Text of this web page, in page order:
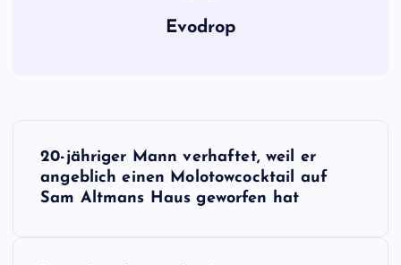
Evodrop
20-jähriger Mann verhaftet, weil er
angeblich einen Molotowcocktail auf
Sam Altmans Haus geworfen hat